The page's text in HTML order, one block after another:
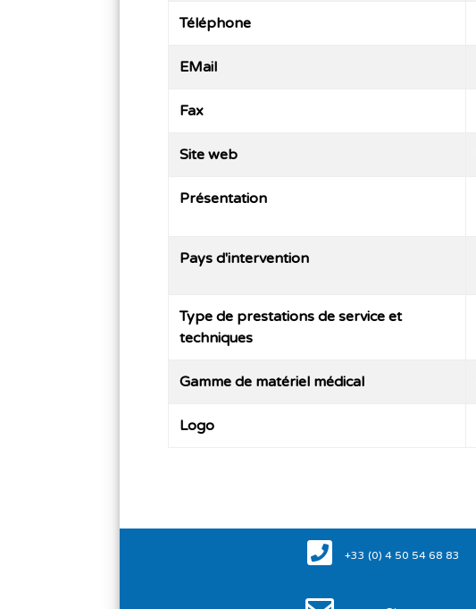
Téléphone
EMail
Fax
Site web
Présentation
Pays d'intervention
Type de prestations de service et
techniques
Gamme de matériel médical
Logo
+33 (0) 4 50 54 68 83